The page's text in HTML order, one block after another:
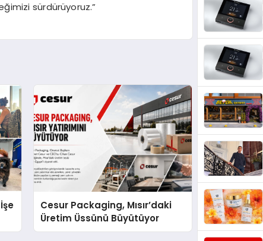
sürdürüyoruz.”
Cesur Packaging, Mısır’daki
Üretim Üssünü Büyütüyor